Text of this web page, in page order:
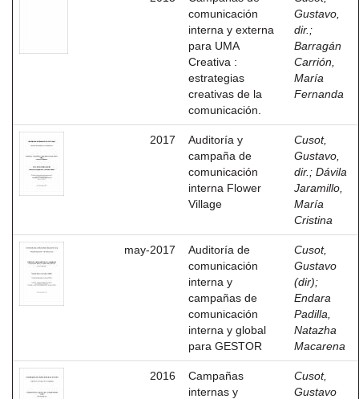
comunicación
interna y externa
para UMA
Creativa :
estrategias
creativas de la
comunicación.
Gustavo,
dir. ;
Barragán
Carrión,
María
Fernanda
2017
Auditoría y
campaña de
comunicación
interna Flower
Village
Cusot,
Gustavo,
dir. ; Dávila
Jaramillo,
María
Cristina
may-2017
Auditoría de
comunicación
interna y
campañas de
comunicación
interna y global
para GESTOR
Cusot,
Gustavo
(dir);
Endara
Padilla,
Natazha
Macarena
2016
Campañas
internas y
Cusot,
Gustavo